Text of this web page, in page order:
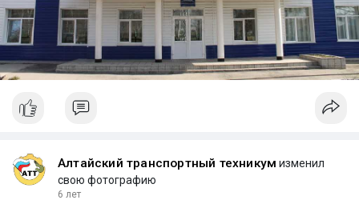
Алтайский транспортный техникум изменил
свою фотографию
6 лет